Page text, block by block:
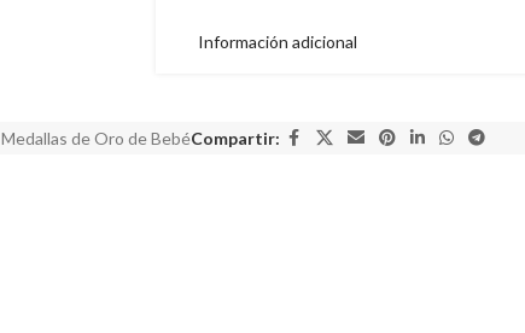
Información adicional
Medallas de Oro de BebéCompartir: